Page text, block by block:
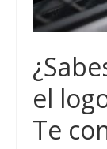
el
Te